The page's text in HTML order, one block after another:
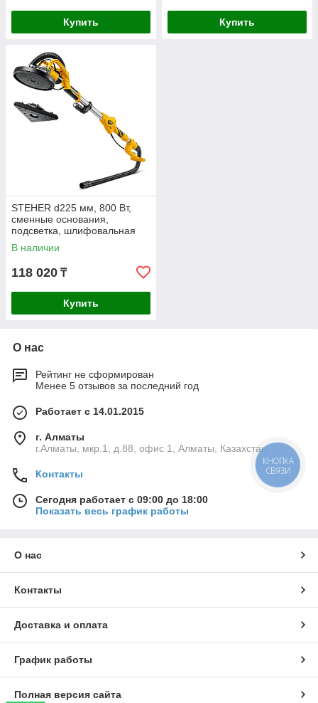
Купить Купить
STEHER d225 мм, 800 Вт,
сменные основания,
подсветка, шлифовальная
машина для стен (жираф)
(DWC-800)
В наличии
118 020 ₸
Купить
О нас
Рейтинг не сформирован
Менее 5 отзывов за последний год
Работает с 14.01.2015
г. Алматы
г.Алматы, мкр.1, д.88, офис 1, Алматы, Казахстан
Контакты
Сегодня работает с 09:00 до 18:00
Показать весь график работы
О нас
Контакты
Доставка и оплата
График работы
Полная версия сайта
КНОПКА
СВЯЗИ